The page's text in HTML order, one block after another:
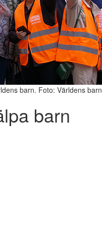
barn. Foto: Världens barn
barn